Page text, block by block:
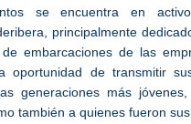
se encuentra en
principalmente
embarcaciones de las
oportunidad de transmitir
generaciones más
también a quienes fueron sus